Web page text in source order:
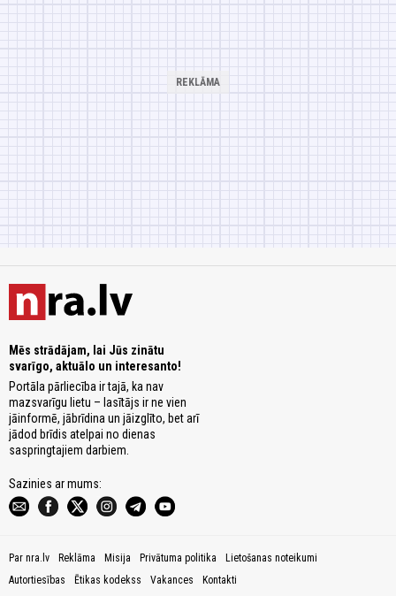
Mēs strādājam, lai Jūs zinātu
svarīgo, aktuālo un interesanto!
Portāla pārliecība ir tajā, ka nav
mazsvarīgu lietu – lasītājs ir ne vien
jāinformē, jābrīdina un jāizglīto, bet arī
jādod brīdis atelpai no dienas
saspringtajiem darbiem.
Sazinies ar mums:
Par nra.lv Reklāma Misija Privātuma politika
Lietošanas noteikumi
Autortiesības
Ētikas kodekss Vakances Kontakti